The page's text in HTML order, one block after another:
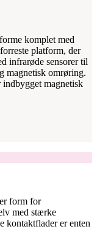
komplet med
platform, der
infrarøde sensorer til
magnetisk omrøring.
magnetisk
form for
med stærke
kontaktflader er enten